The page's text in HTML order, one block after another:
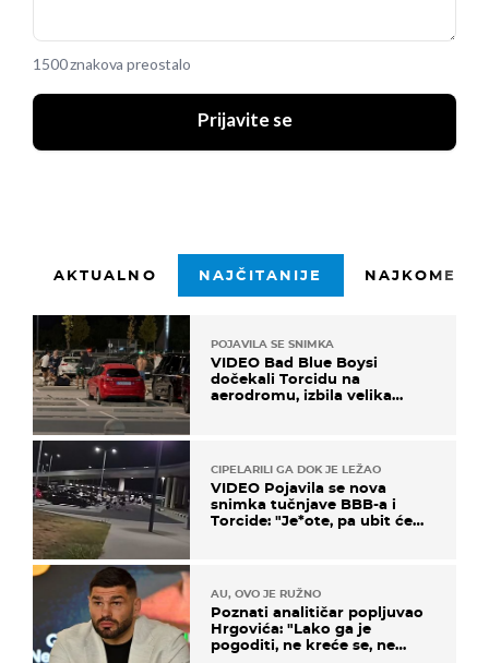
1500 znakova preostalo
Prijavite se
AKTUALNO NAJČITANIJE
POJAVILA SE SNIMKA
VIDEO Bad Blue Boysi
dočekali Torcidu na
aerodromu, izbila velika
CIPELARILI GA DOK JE LEŽAO
VIDEO Pojavila se nova
snimka tučnjave BBB-a i
Torcide: "Je*ote, pa ubit će
AU, OVO JE RUŽNO
Poznati analitičar popljuvao
Hrgovića: "Lako ga je
pogoditi, ne kreće se, ne